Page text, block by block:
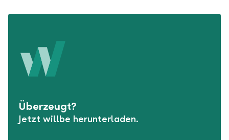
Überzeugt?
Jetzt willbe herunterladen.